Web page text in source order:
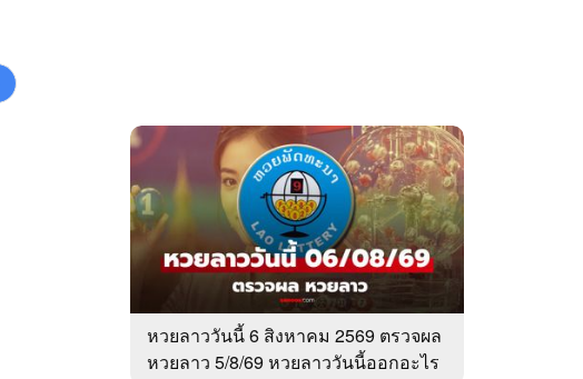
หวยลาววันนี้ 6 สิงหาคม 2569 ตรวจผล
หวยลาว 5/8/69 หวยลาววันนี้ออกอะไร